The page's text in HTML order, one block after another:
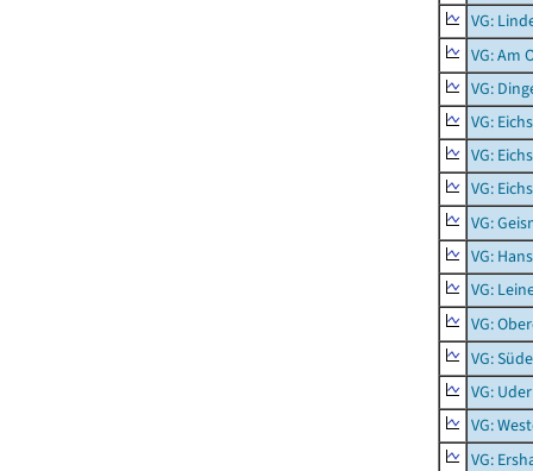
VG:
VG: Am
VG:
VG:
VG:
VG:
VG:
VG:
VG:
VG:
VG:
VG: Uder
VG:
VG: